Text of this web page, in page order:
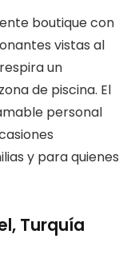
boutique con
vistas al
un
de piscina. El
personal
y para quienes
Turquía